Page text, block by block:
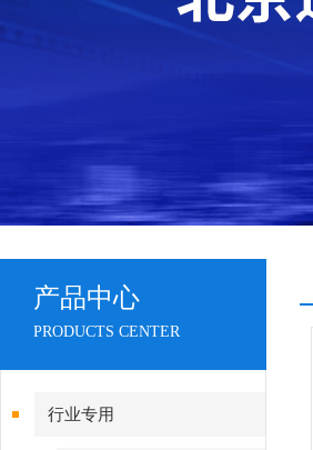
产品中心
PRODUCTS CENTER
行业专用